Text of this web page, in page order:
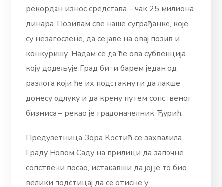
рекордан износ средстава – чак 25 милиона
динара. Позивам све наше суграђанке, које
су незапослене, да се јаве на овај позив и
конкуришу. Надам се да ће ова субвенција
коју додељује Град бити барем један од
разлога који ће их подстакнути да лакше
донесу одлуку и да крену путем сопственог
бизниса – рекао је градоначелник Ђурић.
Предузетница Зора Крстић се захвалила
Граду Новом Саду на прилици да започне
сопствени посао, истакавши да јој је то био
велики подстицај да се отисне у